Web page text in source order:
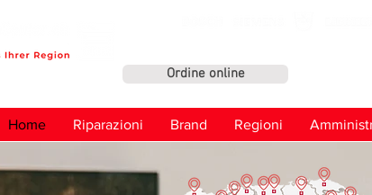
Ordine online
Home Riparazioni Brand Regioni